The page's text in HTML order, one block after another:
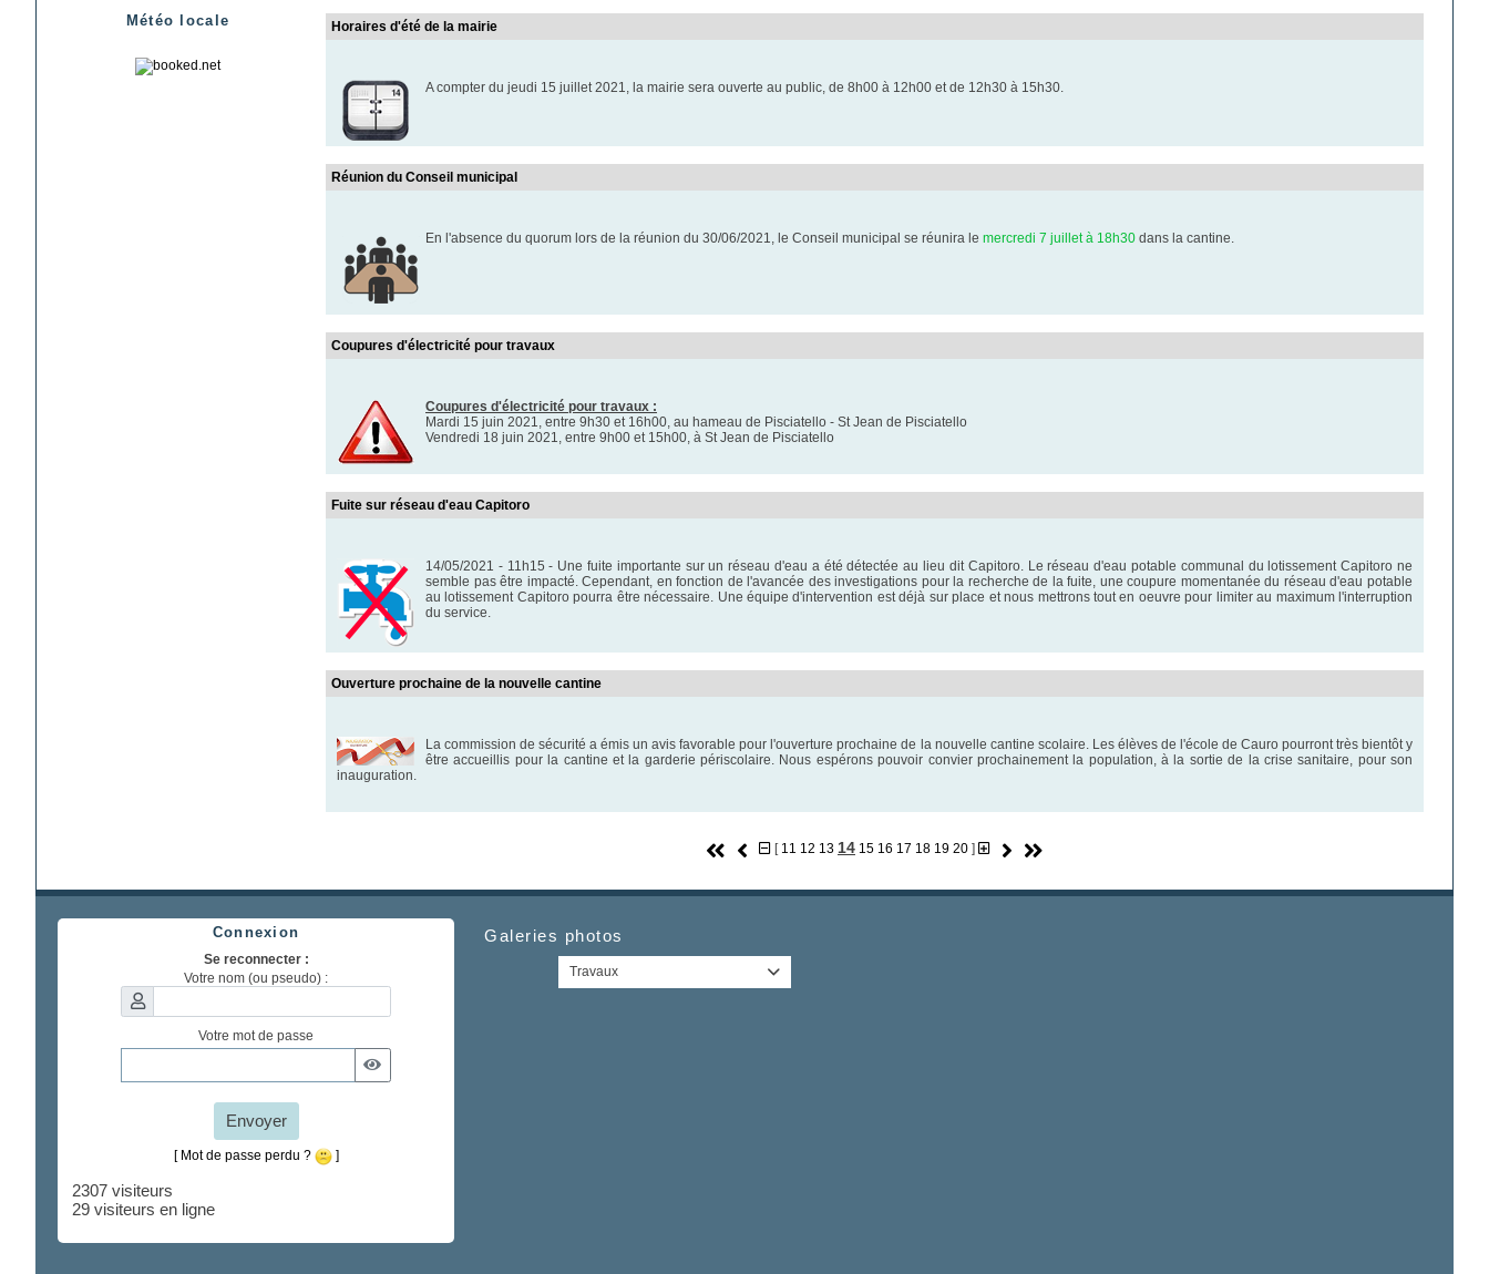
Météo locale Horaires d'été de la mairie
A compter du jeudi 15 juillet 2021, la mairie sera ouverte au public, de 8h00 à 12h00 et de 12h30 à 15h30.
Réunion du Conseil municipal
En l'absence du quorum lors de la réunion du 30/06/2021, le Conseil municipal se réunira le mercredi 7 juillet à 18h30 dans la cantine.
Coupures d'électricité pour travaux
Coupures d'électricité pour travaux :
Mardi 15 juin 2021, entre 9h30 et 16h00, au hameau de Pisciatello - St Jean de Pisciatello
Vendredi 18 juin 2021, entre 9h00 et 15h00, à St Jean de Pisciatello
Fuite sur réseau d'eau Capitoro
14/05/2021 - 11h15 - Une fuite importante sur un réseau d'eau a été détectée au lieu dit Capitoro. Le réseau d'eau potable communal du lotissement Capitoro ne
semble pas être impacté. Cependant, en fonction de l'avancée des investigations pour la recherche de la fuite, une coupure momentanée du réseau d'eau potable
au lotissement Capitoro pourra être nécessaire. Une équipe d'intervention est déjà sur place et nous mettrons tout en oeuvre pour limiter au maximum l'interruption
du service.
Ouverture prochaine de la nouvelle cantine
La commission de sécurité a émis un avis favorable pour l'ouverture prochaine de la nouvelle cantine scolaire. Les élèves de l'école de Cauro pourront très bientôt y
être accueillis pour la cantine et la garderie périscolaire. Nous espérons pouvoir convier prochainement la population, à la sortie de la crise sanitaire, pour son
inauguration.
[ 11 12 13 14 15 16 17 18 19 20 ]
Connexion
Se reconnecter :
Votre nom (ou pseudo) :
Votre mot de passe
Envoyer
[ Mot de passe perdu ? ]
2307 visiteurs
29 visiteurs en ligne
Galeries photos
Travaux 